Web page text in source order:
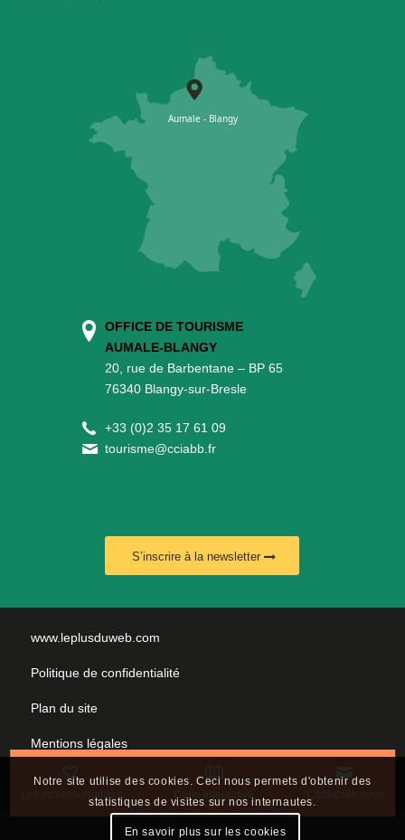
Les incontournables Carte interactive Contactez-nous
OFFICE DE TOURISME
AUMALE-BLANGY
20, rue de Barbentane – BP 65
76340 Blangy-sur-Bresle
+33 (0)2 35 17 61 09
tourisme@cciabb.fr
S’inscrire à la newsletter
www.leplusduweb.com
Politique de confidentialité
Plan du site
Mentions légales
Nous contacter
Notre site utilise des cookies. Ceci nous permets d'obtenir des
statistiques de visites sur nos internautes.
En savoir plus sur les cookies